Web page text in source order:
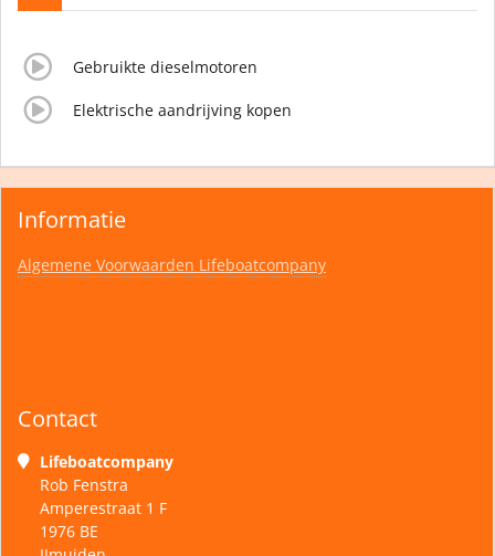
Gebruikte dieselmotoren
Elektrische aandrijving kopen
Informatie
Algemene Voorwaarden Lifeboatcompany
Contact
Lifeboatcompany
Rob Fenstra
Amperestraat 1 F
1976 BE